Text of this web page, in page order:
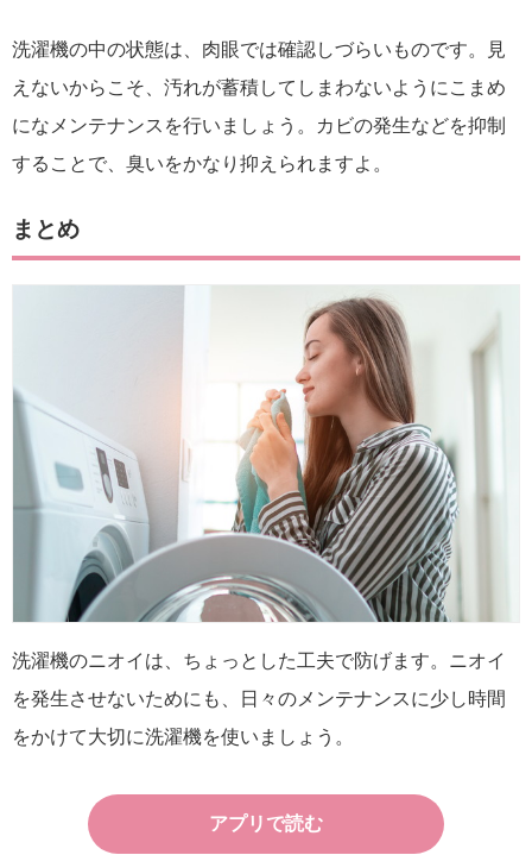
洗濯機の中の状態は、肉眼では確認しづらいものです。見
えないからこそ、汚れが蓄積してしまわないようにこまめ
になメンテナンスを行いましょう。カビの発生などを抑制
することで、臭いをかなり抑えられますよ。
まとめ
洗濯機のニオイは、ちょっとした工夫で防げます。ニオイ
を発生させないためにも、日々のメンテナンスに少し時間
をかけて大切に洗濯機を使いましょう。
アプリで読む